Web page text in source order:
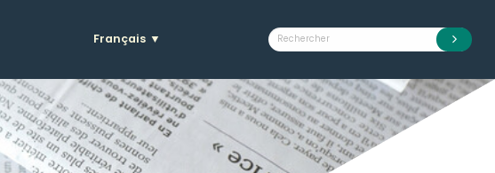
Français ▼